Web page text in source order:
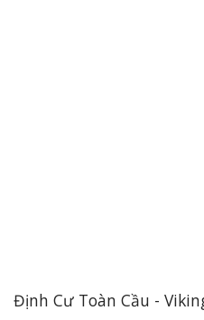
Định Cư Toàn Cầu -